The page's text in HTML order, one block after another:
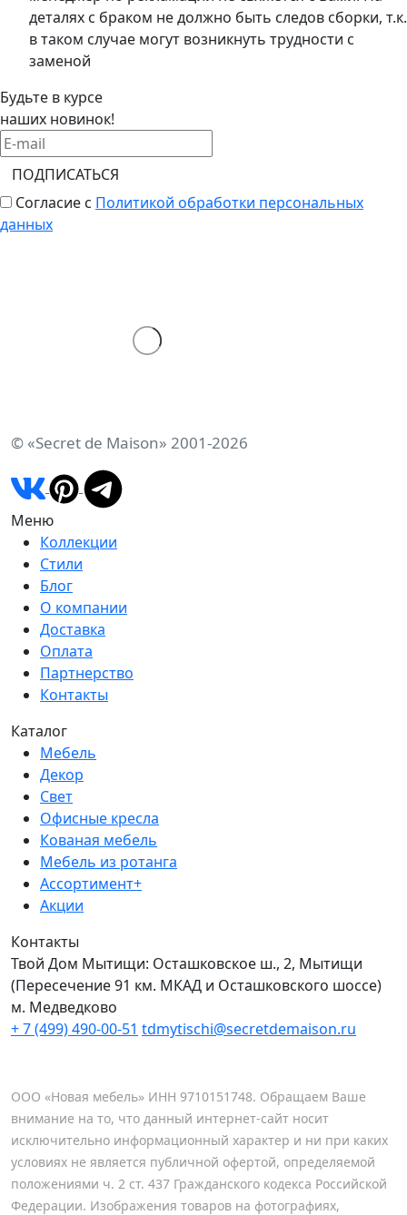
деталях с браком не должно быть следов сборки, т.к.
в таком случае могут возникнуть трудности с
заменой
Будьте в курсе
наших новинок!
ПОДПИСАТЬСЯ
Согласие с Политикой обработки персональных
данных
© «Secret de Maison» 2001-2026
Меню
Коллекции
Стили
Блог
О компании
Доставка
Оплата
Партнерство
Контакты
Каталог
Мебель
Декор
Свет
Офисные кресла
Кованая мебель
Мебель из ротанга
Ассортимент+
Акции
Контакты
Твой Дом Мытищи: Осташковское ш., 2, Мытищи
(Пересечение 91 км. МКАД и Осташковского шоссе)
м. Медведково
+ 7 (499) 490-00-51 tdmytischi@secretdemaison.ru
ООО «Новая мебель» ИНН 9710151748. Обращаем Ваше
внимание на то, что данный интернет-сайт носит
исключительно информационный характер и ни при каких
условиях не является публичной офертой, определяемой
положениями ч. 2 ст. 437 Гражданского кодекса Российской
Федерации. Изображения товаров на фотографиях,